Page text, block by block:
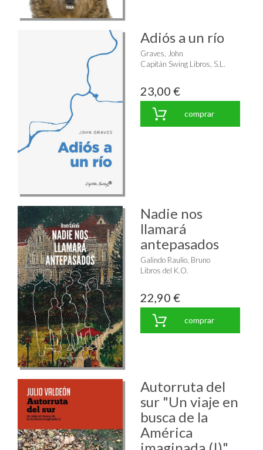
Adiós a un río
Graves, John
Capitán Swing Libros, S.L.
23,00 €
comprar
Nadie nos
llamará
antepasados
Galindo Raulio, Bruno
Libros del K.O.
22,90 €
comprar
Autorruta del
sur "Un viaje en
busca de la
América